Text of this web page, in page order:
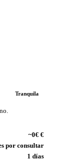
Tranquila
~0€ €
por consultar
1 días